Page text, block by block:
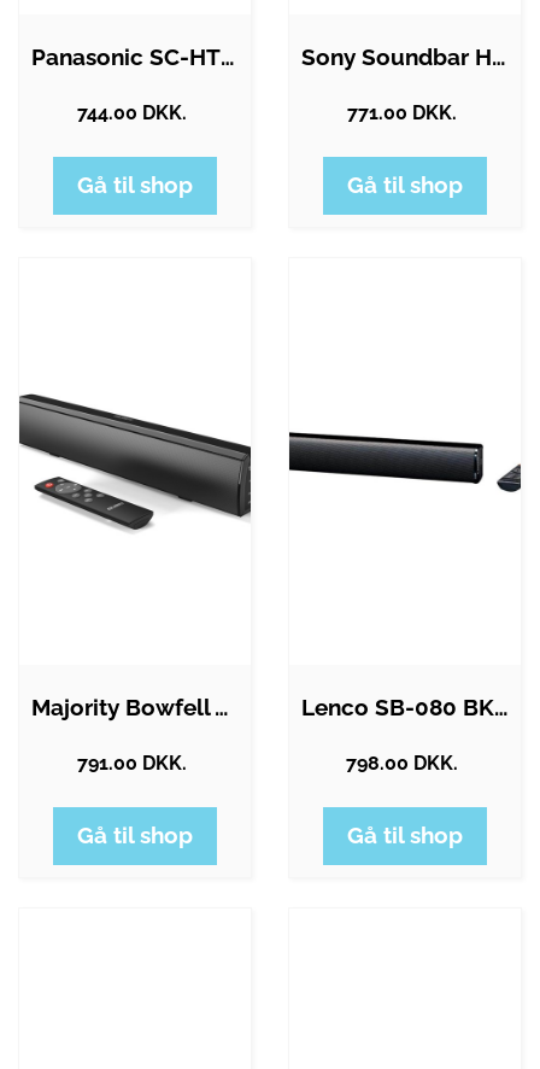
Panasonic SC-HTB150 - sound bar system -…
744.00 DKK.
Gå til shop
Sony Soundbar HT-SF150
771.00 DKK.
Gå til shop
Majority Bowfell Axis 2.1 - Black
791.00 DKK.
Gå til shop
Lenco SB-080 BK - 90 cm Sound bar 80w…
798.00 DKK.
Gå til shop